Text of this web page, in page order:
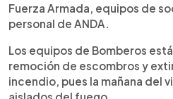
Fuerza Armada, equipos de
personal de ANDA.
Los equipos de Bomberos
remoción de escombros y
incendio, pues la mañana del